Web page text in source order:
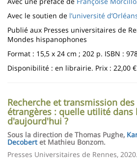
Avec le soutien de l’université
Publié aux Presses universitaires de
Mondes hispanophones
Format : 15,5 x 24 cm ; 202 p. ISBN :
Disponibilité : en librairie. Prix : 22,00 €
​Recherche et transmission
étrangères : quelle utilité dans
d'aujourd'hui ?
Sous la direction de Thomas Pughe,
Decobertet Mathieu Bonzom.
Presses Universitaires de Rennes, 2020.